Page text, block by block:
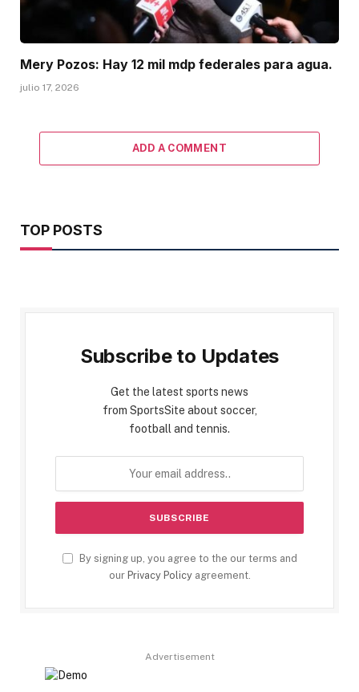
Mery Pozos: Hay 12 mil mdp federales para agua.
julio 17, 2026
ADD A COMMENT
TOP POSTS
Subscribe to Updates
Get the latest sports news
from SportsSite about soccer,
football and tennis.
By signing up, you agree to the our terms and
our Privacy Policyagreement.
Advertisement